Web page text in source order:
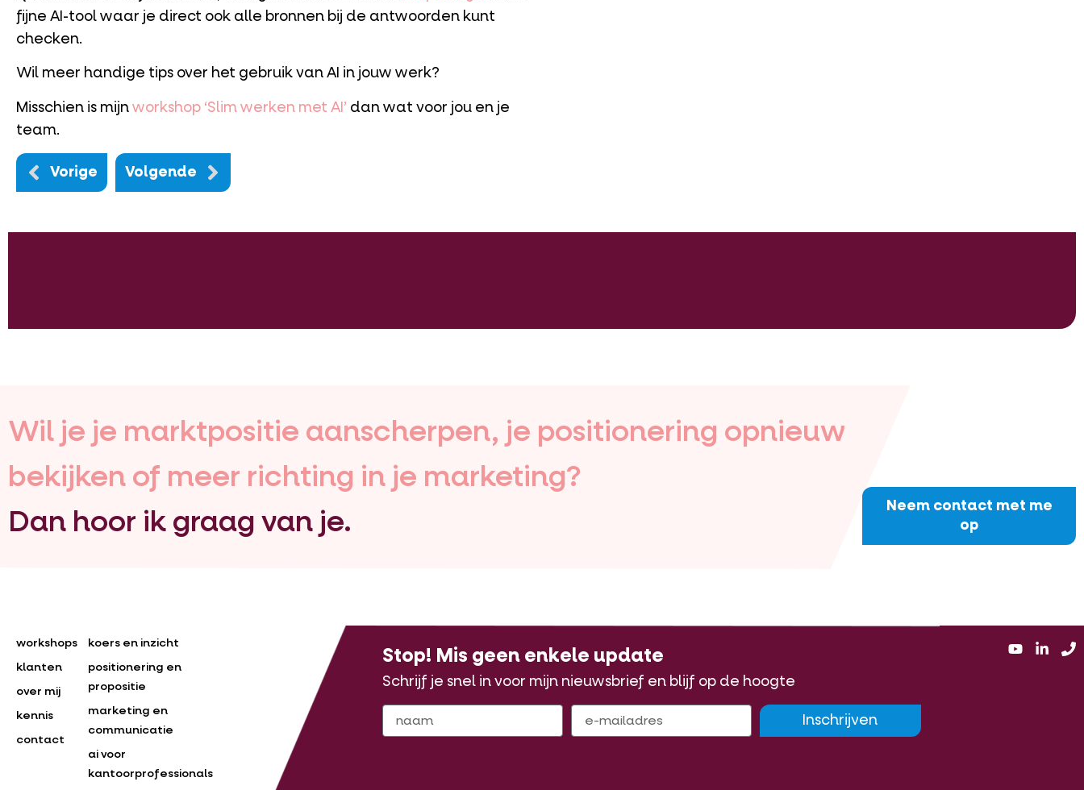
fijne AI-tool waar je direct ook alle bronnen bij de antwoorden kunt
checken.
Wil meer handige tips over het gebruik van AI in jouw werk?
Misschien is mijnworkshop ‘Slim werken met AI’ dan wat voor jou en je
team.
Vorige Volgende
Wil je je marktpositie aanscherpen, je positionering opnieuw
bekijken of meer richting in je marketing?
Dan hoor ik graag van je.
Neem contact met me
op
workshops
klanten
over mij
kennis
contact
koers en inzicht
positionering en
propositie
marketing en
communicatie
ai voor
kantoorprofessionals
Stop! Mis geen enkele update
Schrijf je snel in voor mijn nieuwsbrief en blijf op de hoogte
Inschrijven